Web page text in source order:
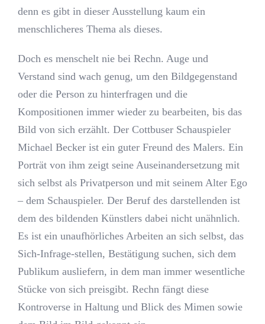
denn es gibt in dieser Ausstellung kaum ein
menschlicheres Thema als dieses.
Doch es menschelt nie bei Rechn. Auge und
Verstand sind wach genug, um den Bildgegenstand
oder die Person zu hinterfragen und die
Kompositionen immer wieder zu bearbeiten, bis das
Bild von sich erzählt. Der Cottbuser Schauspieler
Michael Becker ist ein guter Freund des Malers. Ein
Porträt von ihm zeigt seine Auseinandersetzung mit
sich selbst als Privatperson und mit seinem Alter Ego
– dem Schauspieler. Der Beruf des darstellenden ist
dem des bildenden Künstlers dabei nicht unähnlich.
Es ist ein unaufhörliches Arbeiten an sich selbst, das
Sich-Infrage-stellen, Bestätigung suchen, sich dem
Publikum ausliefern, in dem man immer wesentliche
Stücke von sich preisgibt. Rechn fängt diese
Kontroverse in Haltung und Blick des Mimen sowie